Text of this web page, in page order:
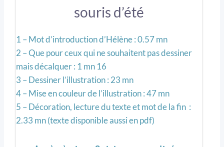
souris d’été
1 – Mot d’introduction d’Hélène : 0.57 mn
2 – Que pour ceux qui ne souhaitent pas dessiner
mais décalquer : 1 mn 16
3 – Dessiner l’illustration : 23 mn
4 – Mise en couleur de l’illustration : 47 mn
5 – Décoration, lecture du texte et mot de la fin :
2.33 mn (texte disponible aussi en pdf)